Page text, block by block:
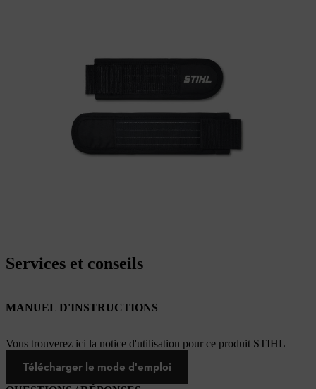
Services et conseils
MANUEL D'INSTRUCTIONS
Vous trouverez ici la notice d'utilisation pour ce produit STIHL
Télécharger le mode d'emploi